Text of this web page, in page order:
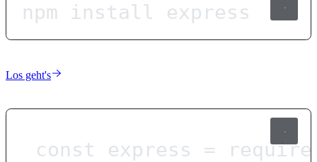
npm install express
Los geht's
const express = require